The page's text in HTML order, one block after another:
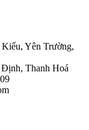
Yên Trường,
Thanh Hoá